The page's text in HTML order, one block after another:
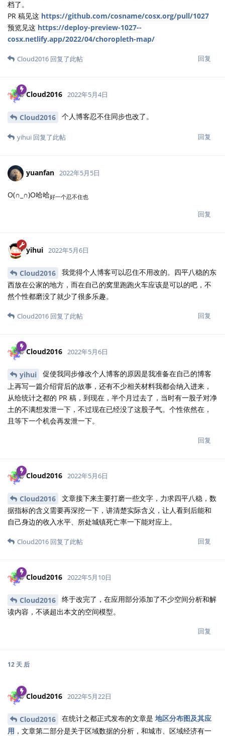
档了。
PR 稿见这 https://github.com/cosname/cosx.org/pull/1027
预览见这 https://deploy-preview-1027--
cosx.netlify.app/2022/04/choropleth-map/
回复
Cloud2016 回复了此帖
Cloud2016 2022年5月4日
Cloud2016 个人博客忍不住同步也改了。
回复
yihui 回复了此帖
yuanfan 2022年5月5日
O(∩_∩)O哈哈好一个忍不住也
回复
yihui 2022年5月6日
Cloud2016
我觉得个人博客可以忍住不用改的。四平八稳的东
西放在公家的地方，而在自己的窝里跑跑火车应该是可以的吧，不
然个性都磨没了就少了很多乐趣。
回复
Cloud2016 回复了此帖
Cloud2016 2022年5月6日
yihui
促使我同步修改个人博客的原因是我准备在自己的博客
上再写一篇介绍背后的故事，还有不少相关材料我都会纳入进来，
从给统计之都的 PR 稿，到现在，半个月过去了，当时有一股子对净
土的不满想发泄一下，不过现在已经没了这股子气。个性依然在，
且等下一个机会再发泄一下。
回复
Cloud2016 2022年5月6日
Cloud2016
文章接下来主要打磨一些文字，力求四平八稳，数
据指标的含义需要再深挖一下，讲清楚实际含义，让人看到后能和
自己身边的收入水平、所处城镇死亡率一下能对应上。
回复
Cloud2016 回复了此帖
Cloud2016 2022年5月10日
Cloud2016
终于改完了，在应用部分添加了不少空间分析和解
读内容，不谈超出本文的空间模型。
回复
12 天 后
Cloud2016 2022年5月22日
Cloud2016 在统计之都正式发布的文章是 地区分布图及其应
用 ，文章第二部分是关于区域数据的分析，和城市、区域经济有一